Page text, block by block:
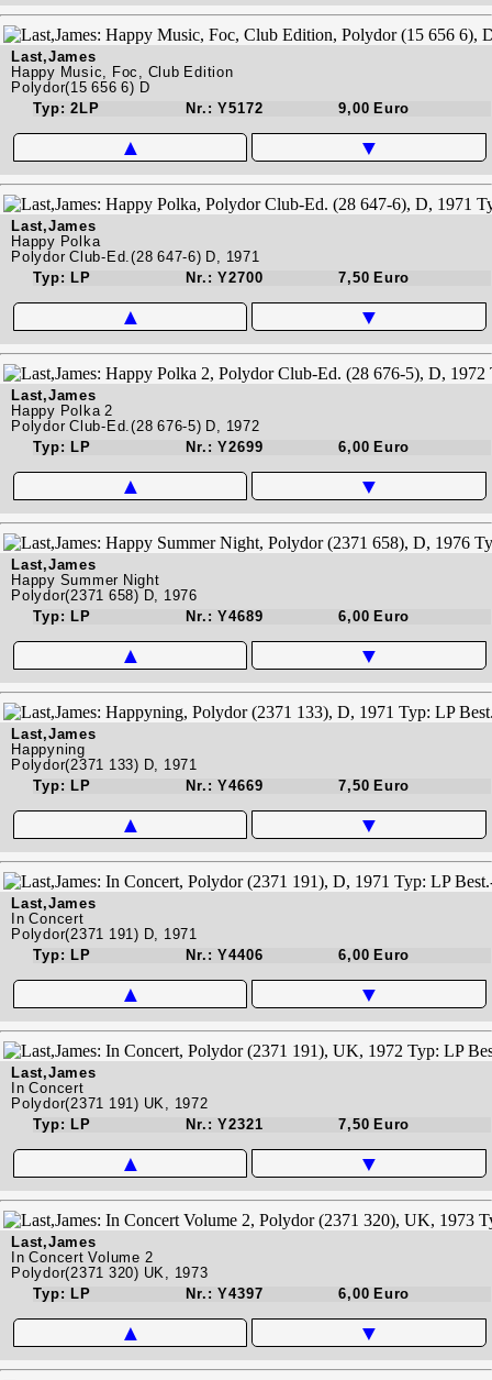
Last,James
Happy Music, Foc, Club Edition
Polydor(15 656 6) D
Typ: 2LP
Nr.: Y5172 9,00 Euro
▲ ▼
Last,James
Happy Polka
Polydor Club-Ed.(28 647-6) D, 1971
Typ: LP
Nr.: Y2700 7,50 Euro
▲ ▼
Last,James
Happy Polka 2
Polydor Club-Ed.(28 676-5) D, 1972
Typ: LP
Nr.: Y2699 6,00 Euro
▲ ▼
Last,James
Happy Summer Night
Polydor(2371 658) D, 1976
Typ: LP
Nr.: Y4689 6,00 Euro
▲ ▼
Last,James
Happyning
Polydor(2371 133) D, 1971
Typ: LP
Nr.: Y4669 7,50 Euro
▲ ▼
Last,James
In Concert
Polydor(2371 191) D, 1971
Typ: LP
Nr.: Y4406 6,00 Euro
▲ ▼
Last,James
In Concert
Polydor(2371 191) UK, 1972
Typ: LP
Nr.: Y2321 7,50 Euro
▲ ▼
Last,James
In Concert Volume 2
Polydor(2371 320) UK, 1973
Typ: LP
Nr.: Y4397 6,00 Euro
▲ ▼